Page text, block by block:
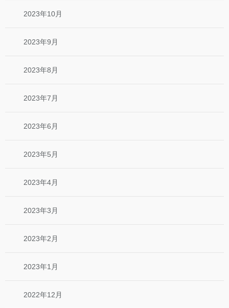
2023年10月
2023年9月
2023年8月
2023年7月
2023年6月
2023年5月
2023年4月
2023年3月
2023年2月
2023年1月
2022年12月